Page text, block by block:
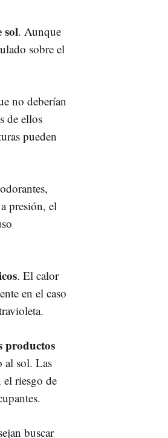
sol. Aunque
sobre el
no deberían
de ellos
pueden
presión, el
. El calor
en el caso
productos
al sol. Las
el riesgo de
buscar